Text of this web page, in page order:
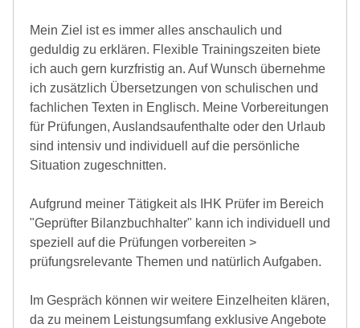
Mein Ziel ist es immer alles anschaulich und
geduldig zu erklären. Flexible Trainingszeiten biete
ich auch gern kurzfristig an. Auf Wunsch übernehme
ich zusätzlich Übersetzungen von schulischen und
fachlichen Texten in Englisch. Meine Vorbereitungen
für Prüfungen, Auslandsaufenthalte oder den Urlaub
sind intensiv und individuell auf die persönliche
Situation zugeschnitten.
Aufgrund meiner Tätigkeit als IHK Prüfer im Bereich
"Geprüfter Bilanzbuchhalter" kann ich individuell und
speziell auf die Prüfungen vorbereiten >
prüfungsrelevante Themen und natürlich Aufgaben.
Im Gespräch können wir weitere Einzelheiten klären,
da zu meinem Leistungsumfang exklusive Angebote